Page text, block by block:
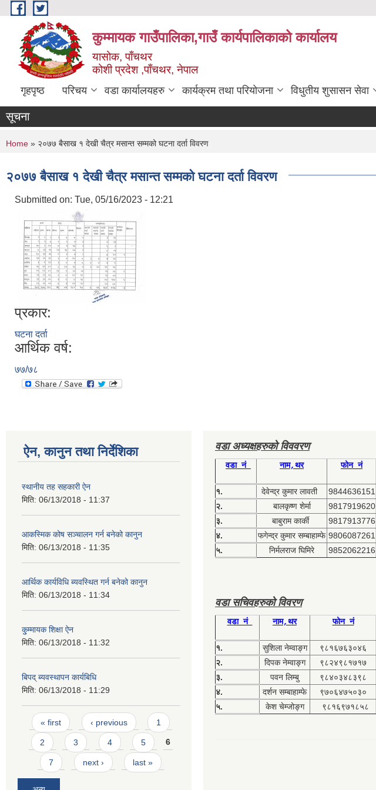
Skip to main content
कुम्मायक गाउँपालिका,गाउँ कार्यपालिकाको कार्यालय
यासोक, पाँचथर
कोशी प्रदेश ,पाँचथर, नेपाल
गृहपृष्ठ परिचय वडा कार्यालयहरु कार्यक्रम तथा परियोजना विधुतीय शुसासन सेवा
सूचना
You are here
Home » २०७७ बैसाख १ देखी चैत्र मसान्त सम्मको घटना दर्ता विवरण
२०७७ बैसाख १ देखी चैत्र मसान्त सम्मको घटना दर्ता विवरण
Submitted on: Tue, 05/16/2023 - 12:21
प्रकार:
घटना दर्ता
आर्थिक वर्ष:
७७/७८
ऐन, कानुन तथा निर्देशिका
स्थानीय तह सहकारी ऐन
मिति: 06/13/2018 - 11:37
आकस्मिक कोष सञ्चालन गर्न बनेको कानुन
मिति: 06/13/2018 - 11:35
आर्थिक कार्यविधि ब्यवस्थित गर्न बनेको कानुन
मिति: 06/13/2018 - 11:34
कु्म्मायक शिक्षा ऐन
मिति: 06/13/2018 - 11:32
बिपद् ब्यवस्थापन कार्यबिधि
मिति: 06/13/2018 - 11:29
Pages
« first ‹ previous 1
2 3 4 5 6
7 next › last »
वडा अध्यक्षहरुको विववरण
वडा नं नाम,थर फोन नं
१. देवेन्द्र कुमार लावती
9844636151
२.
बालकृष्ण शेर्मा
9817919620
३.
बाबुराम कार्की
9817913776
४.
फगेन्द्र कुमार सम्बाहाम्फे 9806087261
५.
निर्मलराज घिमिरे 9852062216
वडा सचिवहरुको विवरण
वडा नं नाम,थर फोन नं
१. सुशिला नेम्वाङ्ग
९८१६७६३०४६
२.
दिपक नेम्वाङ्ग
९८२४९८१७१७
३.
पवन लिम्बु
९८४०३४८३९८
४.
दर्शन सम्बाहाम्फे
९७०६४७५०३०
५.
केश चेम्जोङ्ग ९८१६९७१८५८